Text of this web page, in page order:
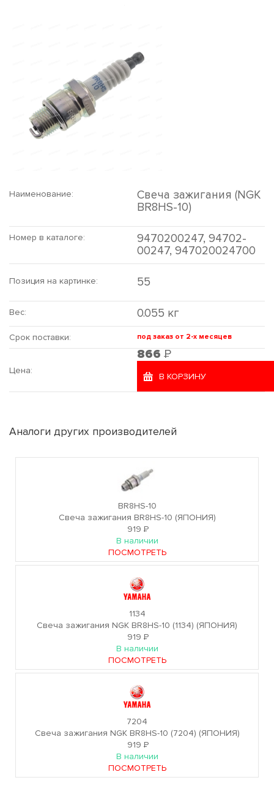
Наименование:
Свеча зажигания (NGK
BR8HS-10)
Номер в каталоге:
9470200247, 94702-
00247, 947020024700
Позиция на картинке: 55
Вес: 0.055 кг
Срок поставки: под заказ от 2-х месяцев
Цена:
866 Р
В КОРЗИНУ
Аналоги других производителей
BR8HS-10
Свеча зажигания BR8HS-10 (ЯПОНИЯ)
919 Р
В наличии
ПОСМОТРЕТЬ
1134
Свеча зажигания NGK BR8HS-10 (1134) (ЯПОНИЯ)
919 Р
В наличии
ПОСМОТРЕТЬ
7204
Свеча зажигания NGK BR8HS-10 (7204) (ЯПОНИЯ)
919 Р
В наличии
ПОСМОТРЕТЬ